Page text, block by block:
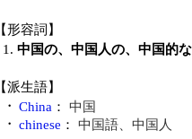
【形容詞】
1. 中国の、中国人の、中国的な
【派生語】
・ China ：
中国
・ chinese ： 中国語、中国人